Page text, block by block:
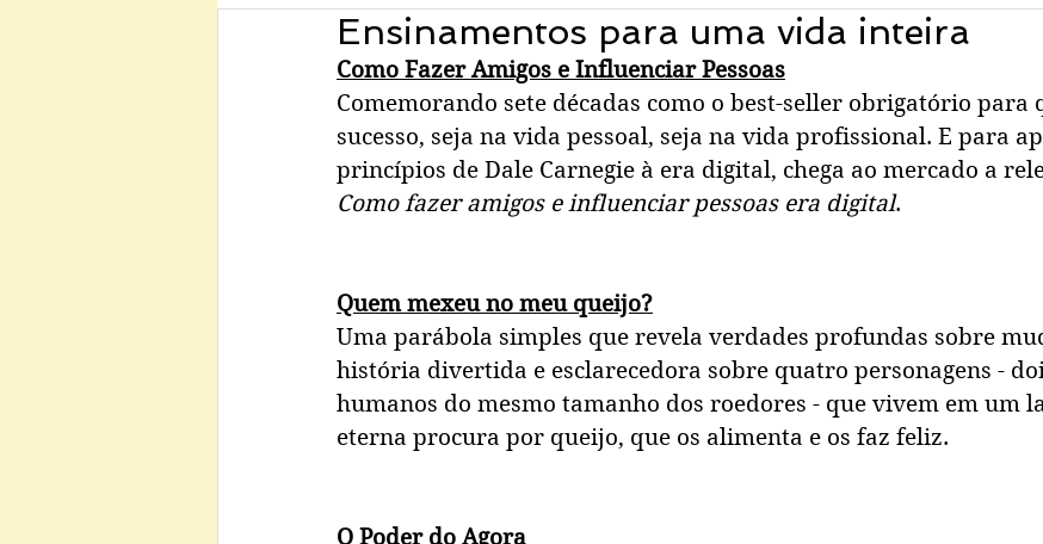
Ensinamentos para uma vida inteira
Como Fazer Amigos e Influenciar Pessoas
Comemorando sete décadas como o best-seller obrigatório para
sucesso, seja na vida pessoal, seja na vida profissional. E para
princípios de Dale Carnegie à era digital, chega ao mercado a
Como fazer amigos e influenciar pessoas era digital.
Quem mexeu no meu queijo?
Uma parábola simples que revela verdades profundas sobre
história divertida e esclarecedora sobre quatro personagens -
humanos do mesmo tamanho dos roedores - que vivem em um
eterna procura por queijo, que os alimenta e os faz feliz.
O Poder do Agora